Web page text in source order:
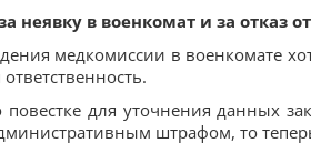
неявку в военкомат и за отказ
медкомиссии в военкомате
для уточнения данных
штрафом, то